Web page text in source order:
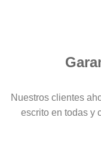
Nuestros clientes
escrito en todas y